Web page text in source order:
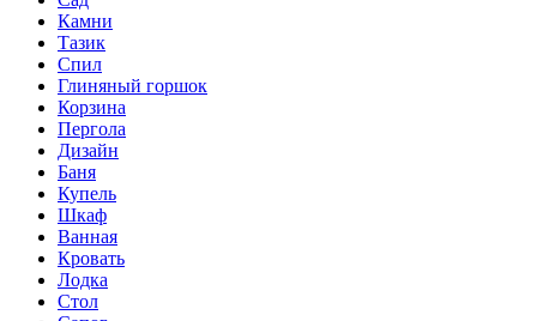
Камни
Тазик
Спил
Глиняный горшок
Корзина
Пергола
Дизайн
Баня
Купель
Шкаф
Ванная
Кровать
Лодка
Стол